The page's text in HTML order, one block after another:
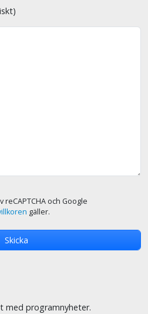
och Google
gäller.
med programnyheter.